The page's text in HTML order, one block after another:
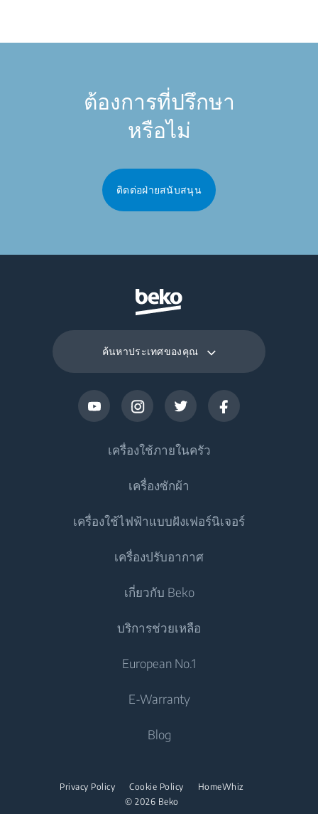
ต้องการที่ปรึกษา
หรือไม่
ติดต่อฝ่ายสนับสนุน
ค้นหาประเทศของคุณ
เครื่องใช้ภายในครัว
ตู้เย็นประตูเดียว
ตู้แช่แข็ง
เตาอบขนาดเล็ก
เตาอุ่นภาชนะอาหาร
เตาแบบตั้งอิสระ
เครื่องซักผ้า
เครื่องซักผ้าแบบตั้งอิสระ
เครื่องซักและอบผ้า
เครื่องซักและอบผ้าแบบตั้งอิสระ
เครื่องอบผ้า
เครื่องใช้ไฟฟ้าแบบฝังเฟอร์นิเจอร์
เตาอบแบบผนึกเฟอร์นิเจอ
เตาอุ่นภาชนะอาหาร
เตาดูดควัน
เครื่องล้างจาน
เครื่องปรับอากาศ
แอร์
เครื่องทำน้ำอุ่น
เครื่องดูดฝุ่น
เกี่ยวกับ Beko
ติดต่อเรา
เกี่ยวกับเรา
ร่วมงานกับเรา
บริการช่วยเหลือ
European No.1
E-Warranty
Blog
© 2026 Beko
Privacy Policy Cookie Policy HomeWhiz